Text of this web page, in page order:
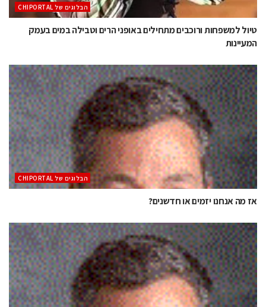
הבלוגים של CHIPORTAL
טיול למשפחות ורוכבים מתחילים באופני הרים וטבילה במים בעמק
המעיינות
הבלוגים של CHIPORTAL
אז מה אנחנו יזמים או חדשנים?